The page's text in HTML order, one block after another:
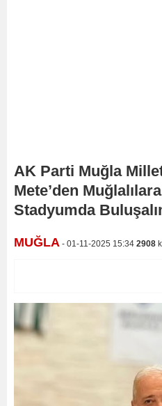
AK Parti Muğla
Mete’den
Stadyumda
MUĞLA - 01-11-2025 15:34 2908